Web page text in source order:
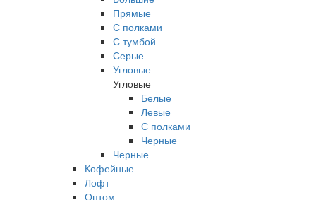
Прямые
С полками
С тумбой
Серые
Угловые
Угловые
Белые
Левые
С полками
Черные
Черные
Кофейные
Лофт
Оптом